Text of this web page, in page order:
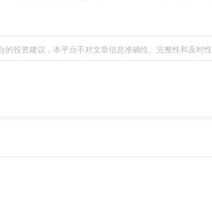
投资建议，本平台不对文章信息准确性、完整性和及时